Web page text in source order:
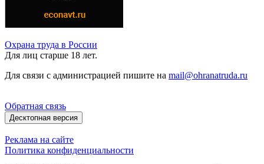
Охрана труда в России
Для лиц старше 18 лет.
Для связи с администрацией пишите на mail@ohranatruda.ru
Обратная связь
Десктопная версия
Реклама на сайте
Политика конфиденциальности